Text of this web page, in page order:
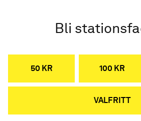
Bli
50 KR 100 KR
VALFRITT